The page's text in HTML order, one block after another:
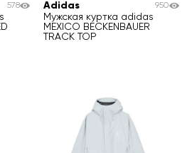
578
Adidas
Мужская куртка adidas
MEXICO BECKENBAUER
TRACK TOP
950